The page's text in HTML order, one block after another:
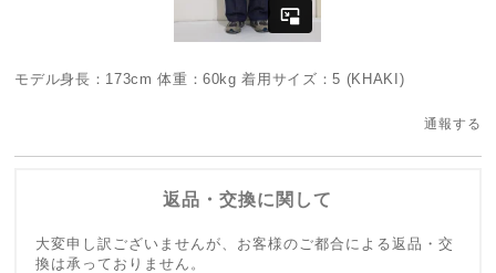
モデル身長：173cm 体重：60kg 着用サイズ：5 (KHAKI)
通報する
返品・交換に関して
大変申し訳ございませんが、お客様のご都合による返品・交
換は承っておりません。